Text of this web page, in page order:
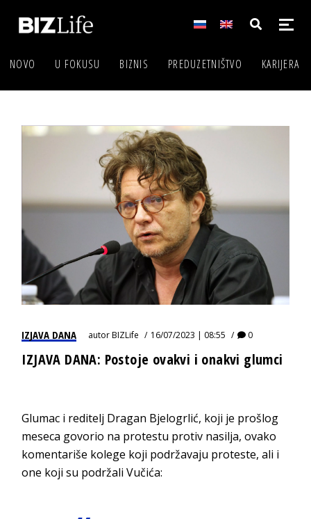
NOVO U FOKUSU BIZNIS PREDUZETNIŠTVO KARIJERA
IZJAVA DANA autorBIZLife 16/07/2023 | 08:55 0
IZJAVA DANA: Postoje ovakvi i onakvi glumci
Glumac i reditelj Dragan Bjelogrlić, koji je prošlog
meseca govorio na protestu protiv nasilja, ovako
komentariše kolege koji podržavaju proteste, ali i
one koji su podržali Vučića: